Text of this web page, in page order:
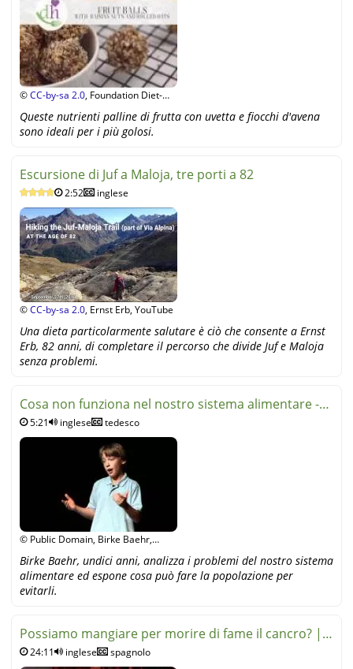
©CC-by-sa 2.0, Foundation Diet-
Queste nutrienti palline di frutta con uvetta e fiocchi d'avena
sono ideali per i più golosi.
Escursione di Juf a Maloja, tre porti a 82
2:52 inglese
©CC-by-sa 2.0, Ernst Erb, YouTube
Una dieta particolarmente salutare è ciò che consente a Ernst
Erb, 82 anni, di completare il percorso che divide Juf e Maloja
senza problemi.
Cosa non funziona nel nostro sistema alimentare -
Birke Baeh
5:21 inglese tedesco
© Public Domain, Birke Baehr,
Birke Baehr, undici anni, analizza i problemi del nostro sistema
alimentare ed espone cosa può fare la popolazione per
evitarli.
Possiamo mangiare per morire di fame il cancro? |
W. Li
24:11 inglese spagnolo